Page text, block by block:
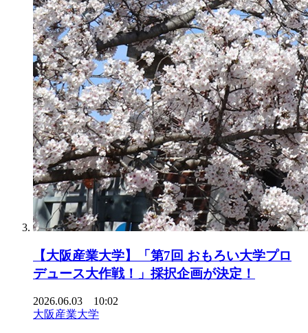
【大阪産業大学】「第7回 おもろい大学プロ
デュース大作戦！」採択企画が決定！
2026.06.03 10:02
大阪産業大学